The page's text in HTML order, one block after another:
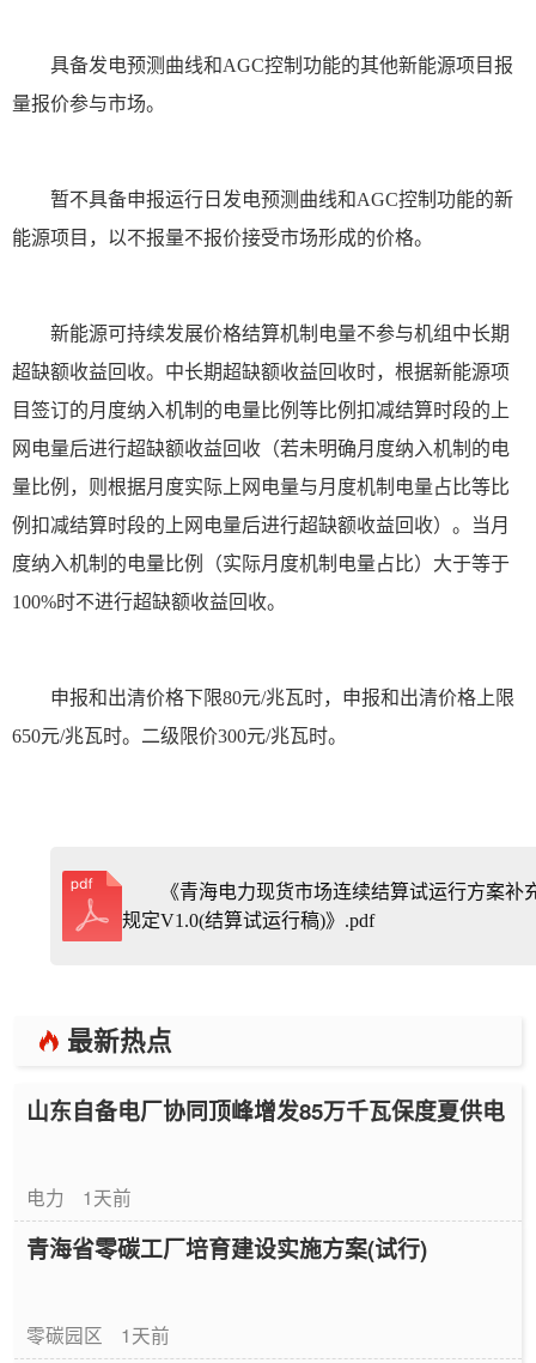
具备发电预测曲线和AGC控制功能的其他新能源项目报
量报价参与市场。
暂不具备申报运行日发电预测曲线和AGC控制功能的新
能源项目，以不报量不报价接受市场形成的价格。
新能源可持续发展价格结算机制电量不参与机组中长期
超缺额收益回收。中长期超缺额收益回收时，根据新能源项
目签订的月度纳入机制的电量比例等比例扣减结算时段的上
网电量后进行超缺额收益回收（若未明确月度纳入机制的电
量比例，则根据月度实际上网电量与月度机制电量占比等比
例扣减结算时段的上网电量后进行超缺额收益回收）。当月
度纳入机制的电量比例（实际月度机制电量占比）大于等于
100%时不进行超缺额收益回收。
申报和出清价格下限80元/兆瓦时，申报和出清价格上限
650元/兆瓦时。二级限价300元/兆瓦时。
《青海电力现货市场连续结算试运行方案补
规定V1.0(结算试运行稿)》.pdf
最新热点
山东自备电厂协同顶峰增发85万千瓦保度夏供电
电力 1天前
青海省零碳工厂培育建设实施方案(试行)
零碳园区 1天前